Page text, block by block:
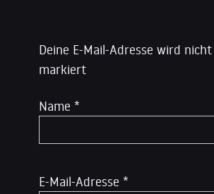
Deine E-Mail-Adresse wird
markiert
Name *
E-Mail-Adresse *